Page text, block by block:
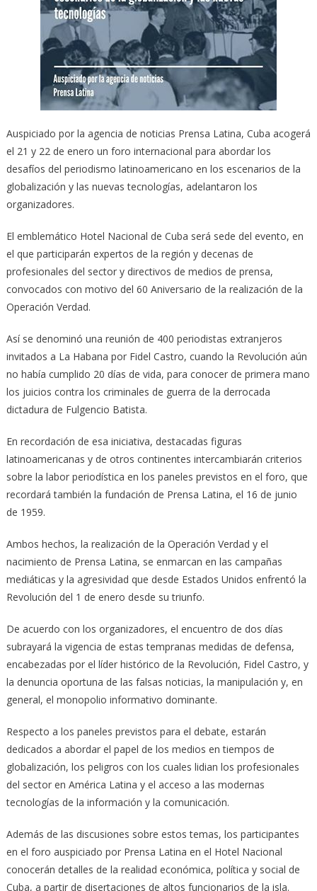
Auspiciado por la agencia de noticias Prensa Latina, Cuba acogerá
el 21 y 22 de enero un foro internacional para abordar los
desafíos del periodismo latinoamericano en los escenarios de la
globalización y las nuevas tecnologías, adelantaron los
organizadores.
El emblemático Hotel Nacional de Cuba será sede del evento, en
el que participarán expertos de la región y decenas de
profesionales del sector y directivos de medios de prensa,
convocados con motivo del 60 Aniversario de la realización de la
Operación Verdad.
Así se denominó una reunión de 400 periodistas extranjeros
invitados a La Habana por Fidel Castro, cuando la Revolución aún
no había cumplido 20 días de vida, para conocer de primera mano
los juicios contra los criminales de guerra de la derrocada
dictadura de Fulgencio Batista.
En recordación de esa iniciativa, destacadas figuras
latinoamericanas y de otros continentes intercambiarán criterios
sobre la labor periodística en los paneles previstos en el foro, que
recordará también la fundación de Prensa Latina, el 16 de junio
de 1959.
Ambos hechos, la realización de la Operación Verdad y el
nacimiento de Prensa Latina, se enmarcan en las campañas
mediáticas y la agresividad que desde Estados Unidos enfrentó la
Revolución del 1 de enero desde su triunfo.
De acuerdo con los organizadores, el encuentro de dos días
subrayará la vigencia de estas tempranas medidas de defensa,
encabezadas por el líder histórico de la Revolución, Fidel Castro, y
la denuncia oportuna de las falsas noticias, la manipulación y, en
general, el monopolio informativo dominante.
Respecto a los paneles previstos para el debate, estarán
dedicados a abordar el papel de los medios en tiempos de
globalización, los peligros con los cuales lidian los profesionales
del sector en América Latina y el acceso a las modernas
tecnologías de la información y la comunicación.
Además de las discusiones sobre estos temas, los participantes
en el foro auspiciado por Prensa Latina en el Hotel Nacional
conocerán detalles de la realidad económica, política y social de
Cuba, a partir de disertaciones de altos funcionarios de la isla.